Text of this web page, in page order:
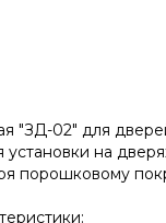
"ЗД-02" для
установки на
порошковому